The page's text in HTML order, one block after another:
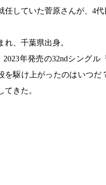
任していた菅原さんが、4
れ、千葉県出身。
2023年発売の32ndシング
段を駆け上がったのはいつ
きた。